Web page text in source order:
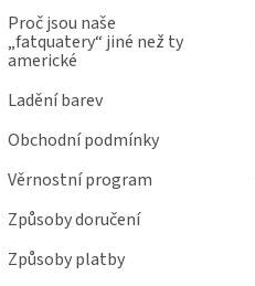
Proč jsou naše
„fatquatery“ jiné než ty
americké
Ladění barev
Obchodní podmínky
Věrnostní program
Způsoby doručení
Způsoby platby